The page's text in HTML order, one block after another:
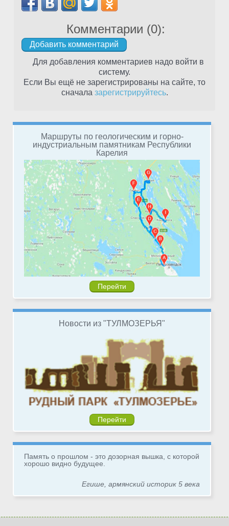
Маршруты по геологическим и горно-
индустриальным памятникам Республики
Карелия
Перейти
Новости из "ТУЛМОЗЕРЬЯ"
Перейти
Память о прошлом - это дозорная вышка, с которой
хорошо видно будущее.
Егише, армянский историк 5 века
Комментарии (0):
Для добавления комментариев надо войти в
систему.
Если Вы ещё не зарегистрированы на сайте, то
сначала зарегистрируйтесь.